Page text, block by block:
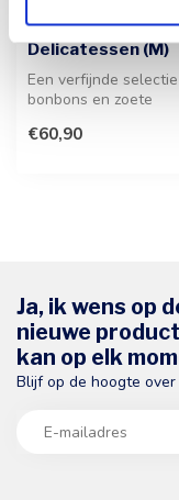
Geschenkmand
Delicatessen (M)
Een verfijnde
bonbons en zoete
verrassing ...
€60,90
Ja, ik wens op
nieuwe
kan op elk
Blijf op de hoogte